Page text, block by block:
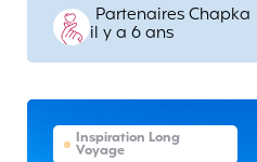
Posted
by
Partenaires Chapka
il y a 6 ans
Inspiration Long
Voyage